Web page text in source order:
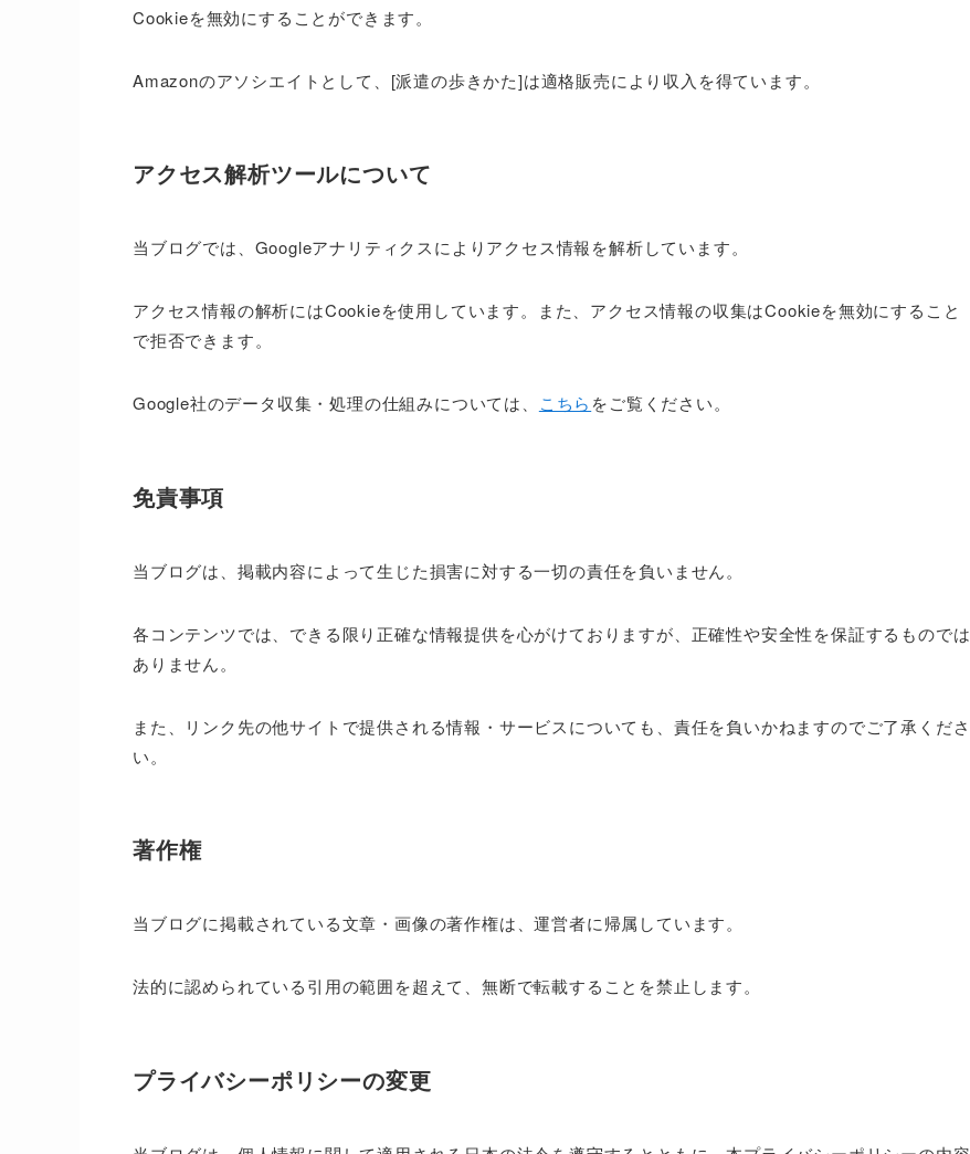
Cookieを無効にすることができます。
Amazonのアソシエイトとして、[派遣の歩きかた]は適格販売により収入を得ています。
アクセス解析ツールについて
当ブログでは、Googleアナリティクスによりアクセス情報を解析しています。
アクセス情報の解析にはCookieを使用しています。また、アクセス情報の収集はCookieを無効にすること
で拒否できます。
Google社のデータ収集・処理の仕組みについては、 こちら をご覧ください。
免責事項
当ブログは、掲載内容によって生じた損害に対する一切の責任を負いません。
各コンテンツでは、できる限り正確な情報提供を心がけておりますが、正確性や安全性を保証するものでは
ありません。
また、リンク先の他サイトで提供される情報・サービスについても、責任を負いかねますのでご了承くださ
い。
著作権
当ブログに掲載されている文章・画像の著作権は、運営者に帰属しています。
法的に認められている引用の範囲を超えて、無断で転載することを禁止します。
プライバシーポリシーの変更